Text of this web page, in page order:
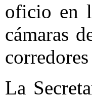
oficio en
cámaras
La